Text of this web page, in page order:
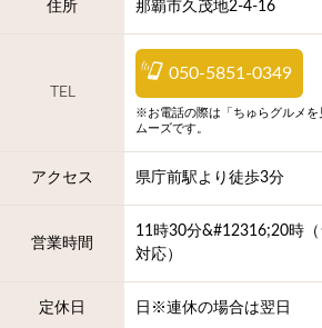
住所 那覇市久茂地2-4-16
TEL
050-5851-0349
※お電話の際は「ちゅらグルメを
ムーズです。
アクセス 県庁前駅より徒歩3分
営業時間
11時30分&#12316;20時
対応）
定休日 日※連休の場合は翌日